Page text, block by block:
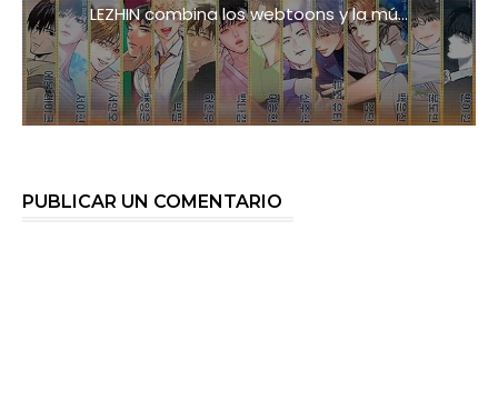
LEZHIN combina los webtoons y la mú...
PUBLICAR UN COMENTARIO